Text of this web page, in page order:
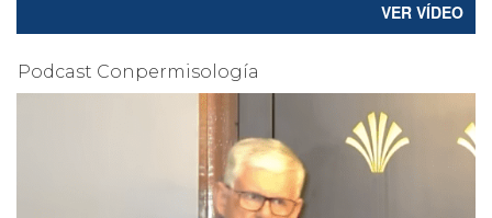
VER VÍDEO
Podcast Conpermisología